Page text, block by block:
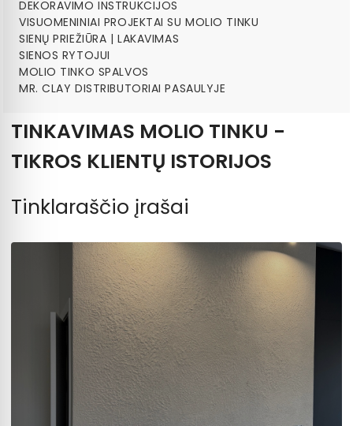
DEKORAVIMO INSTRUKCIJOS
VISUOMENINIAI PROJEKTAI SU MOLIO TINKU
SIENŲ PRIEŽIŪRA | LAKAVIMAS
SIENOS RYTOJUI
MOLIO TINKO SPALVOS
MR. CLAY DISTRIBUTORIAI PASAULYJE
TINKAVIMAS MOLIO TINKU -
TIKROS KLIENTŲ ISTORIJOS
Tinklaraščio įrašai